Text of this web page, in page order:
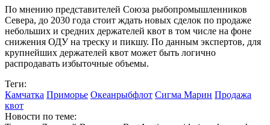
По мнению представителей Союза рыбопромышленников
Севера, до 2030 года стоит ждать новых сделок по продаже
небольших и средних держателей квот в том числе на фоне
снижения ОДУ на треску и пикшу. По данным экспертов, для
крупнейших держателей квот может быть логично
распродавать избыточные объемы.
Теги:
Камчатка Приморье Океанрыбфлот Сигма Марин Продажа
квот
Новости по теме: